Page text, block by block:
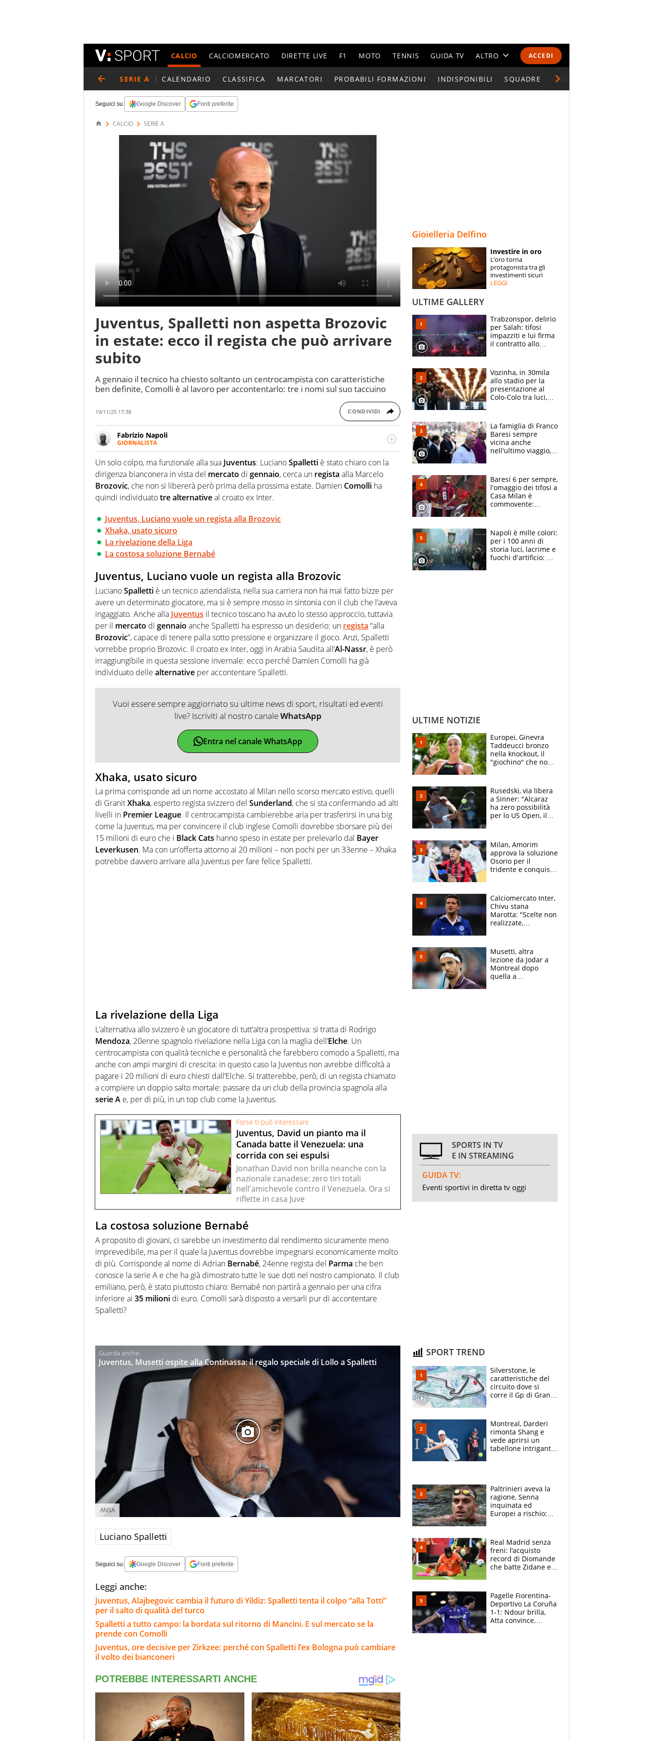
ACCEDI
CALCIO CALCIOMERCATO DIRETTE LIVE F1 MOTO TENNIS GUIDA TV ALTRO
CALENDARI E CLASSIFICHE
ESPERTI
CONTATTI
SERIE A CALENDARIO CLASSIFICA MARCATORI PROBABILI FORMAZIONI INDISPONIBILI SQUADRE GIOCATORI SERIE A
Seguici su: Google Discover Fonti preferite
CALCIO SERIE A
Juventus, Spalletti non aspetta Brozovic
in estate: ecco il regista che può arrivare
subito
A gennaio il tecnico ha chiesto soltanto un centrocampista con caratteristiche
ben definite, Comolli è al lavoro per accontentarlo: tre i nomi sul suo taccuino
19/11/25 17:38 CONDIVIDI
Fabrizio Napoli
GIORNALISTA
Giornalista professionista, per Virgilio Sport segue anche il calcio ma è con la
pallanuoto che esalta competenze e passioni. Cura la comunicazione di HaBaWaBa, il
più grande festival di waterpolo per bambini al mondo
Un solo colpo, ma funzionale alla sua Juventus: LucianoSpalletti è stato chiaro con la
dirigenza bianconera in vista del mercato di gennaio, cerca un regista alla Marcelo
Brozovic, che non si libererà però prima della prossima estate. Damien Comolli ha
quindi individuatotrealternativeal croato ex Inter.
Juventus, Luciano vuole un regista alla Brozovic
Xhaka, usato sicuro
La rivelazione della Liga
La costosa soluzione Bernabé
Juventus, Luciano vuole un regista alla Brozovic
LucianoSpalletti è un tecnico aziendalista, nella sua carriera non ha mai fatto bizze per
avere un determinato giocatore, ma si è sempre mosso in sintonia con il club che l’aveva
ingaggiato. Anche alla Juventus il tecnico toscano ha avuto lo stesso approccio, tuttavia
per il mercato di gennaio anche Spalletti ha espresso un desiderio: un regista “alla
Brozovic”, capace di tenere palla sotto pressione e organizzare il gioco. Anzi, Spalletti
vorrebbe proprio Brozovic. Il croato ex Inter, oggi in Arabia Saudita all’Al-Nassr, è però
irraggiungibile in questa sessione invernale: ecco perché Damien Comolli ha già
individuato delle alternative per accontentare Spalletti.
Vuoi essere sempre aggiornato su ultime news di sport, risultati ed eventi
live? Iscriviti al nostro canaleWhatsApp
Entra nel canale WhatsApp
Xhaka, usato sicuro
La prima corrisponde ad un nome accostato al Milan nello scorso mercato estivo, quelli
di GranitXhaka, esperto regista svizzero del Sunderland, che si sta confermando ad alti
livelli in Premier League. Il centrocampista cambierebbe aria per trasferirsi in una big
come la Juventus, ma per convincere il club inglese Comolli dovrebbe sborsare più dei
15 milioni di euro che i Black Cats hanno speso in estate per prelevarlo dal Bayer
Leverkusen. Ma con un’offerta attorno ai 20 milioni – non pochi per un 33enne – Xhaka
potrebbe davvero arrivare alla Juventus per fare felice Spalletti.
La rivelazione della Liga
L’alternativa allo svizzero è un giocatore di tutt’altra prospettiva: si tratta di Rodrigo
Mendoza, 20enne spagnolo rivelazione nella Liga con la maglia dell’Elche. Un
centrocampista con qualità tecniche e personalità che farebbero comodo a Spalletti, ma
anche con ampi margini di crescita: in questo caso la Juventus non avrebbe difficoltà a
pagare i 20 milioni di euro chiesti dall’Elche. Si tratterebbe, però, di un regista chiamato
a compiere un doppio salto mortale: passare da un club della provincia spagnola alla
serieA e, per di più, in un top club come la Juventus.
Forse ti può interessare
Juventus, David un pianto ma il
Canada batte il Venezuela: una
corrida con sei espulsi
Jonathan David non brilla neanche con la
nazionale canadese: zero tiri totali
nell'amichevole contro il Venezuela. Ora si
riflette in casa Juve
La costosa soluzione Bernabé
A proposito di giovani, ci sarebbe un investimento dal rendimento sicuramente meno
imprevedibile, ma per il quale la Juventus dovrebbe impegnarsi economicamente molto
di più. Corrisponde al nome di Adrian Bernabé, 24enne regista del Parma che ben
conosce la serie A e che ha già dimostrato tutte le sue doti nel nostro campionato. Il club
emiliano, però, è stato piuttosto chiaro: Bernabé non partirà a gennaio per una cifra
inferiore ai 35 milioni di euro. Comolli sarà disposto a versarli pur di accontentare
Spalletti?
Juventus, Musetti ospite alla Continassa: il regalo speciale di Lollo a Spalletti
ANSA
Luciano Spalletti
Seguici su: Google Discover Fonti preferite
Leggi anche:
Juventus, Alajbegovic cambia il futuro di Yildiz: Spalletti tenta il colpo “alla Totti”
per il salto di qualità del turco
Spalletti a tutto campo: la bordata sul ritorno di Mancini. E sul mercato se la
prende con Comolli
Juventus, ore decisive per Zirkzee: perché con Spalletti l’ex Bologna può cambiare
il volto dei bianconeri
Gioielleria Delfino
Investire in oro
L’oro torna
protagonista tra gli
investimenti sicuri
LEGGI
ULTIME GALLERY
Trabzonspor, delirio
per Salah: tifosi
impazziti e lui firma
il contratto allo
Vozinha, in 30mila
allo stadio per la
presentazione al
Colo-Colo tra luci,
La famiglia di Franco
Baresi sempre
vicina anche
nell'ultimo viaggio,
circondati
dall'affetto dei tifosi
Baresi 6 per sempre,
l'omaggio dei tifosi a
Casa Milan è
commovente:
bigliettini
Napoli è mille colori:
per i 100 anni di
storia luci, lacrime e
fuochi d'artificio: De
ULTIME NOTIZIE
Europei, Ginevra
Taddeucci bronzo
nella knockout, il
"giochino" che non
Rusedski, via libera
a Sinner: "Alcaraz
ha zero possibilità
per lo US Open, il
Milan, Amorim
approva la soluzione
Osorio per il
tridente e conquista
Allegri
Calciomercato Inter,
Chivu stana
Marotta: "Scelte non
realizzate,
squadra"
Musetti, altra
lezione da Jodar a
Montreal dopo
quella a
SPORTS IN TV
E IN STREAMING
GUIDA TV:
Eventi sportivi in diretta tv oggi
SPORT TREND
Silverstone, le
caratteristiche del
circuito dove si
corre il Gp di Gran
Montreal, Darderi
rimonta Shang e
vede aprirsi un
tabellone intrigante:
Paltrinieri aveva la
ragione, Senna
inquinata ed
Europei a rischio:
adesso
Real Madrid senza
freni: l’acquisto
record di Diomande
che batte Zidane e
Pagelle Fiorentina-
Deportivo La Coruña
1-1: Ndour brilla,
Atta convince.